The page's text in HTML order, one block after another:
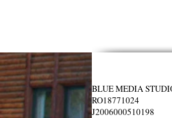
BLUE MEDIA
RO18771024
J2006000510198